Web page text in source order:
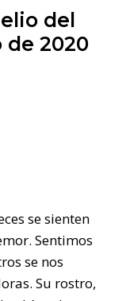
del
de 2020
se sienten
Sentimos
se nos
Su rostro,